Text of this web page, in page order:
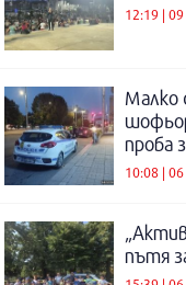
12:19 |
Малко
проба
10:08 |
пътя